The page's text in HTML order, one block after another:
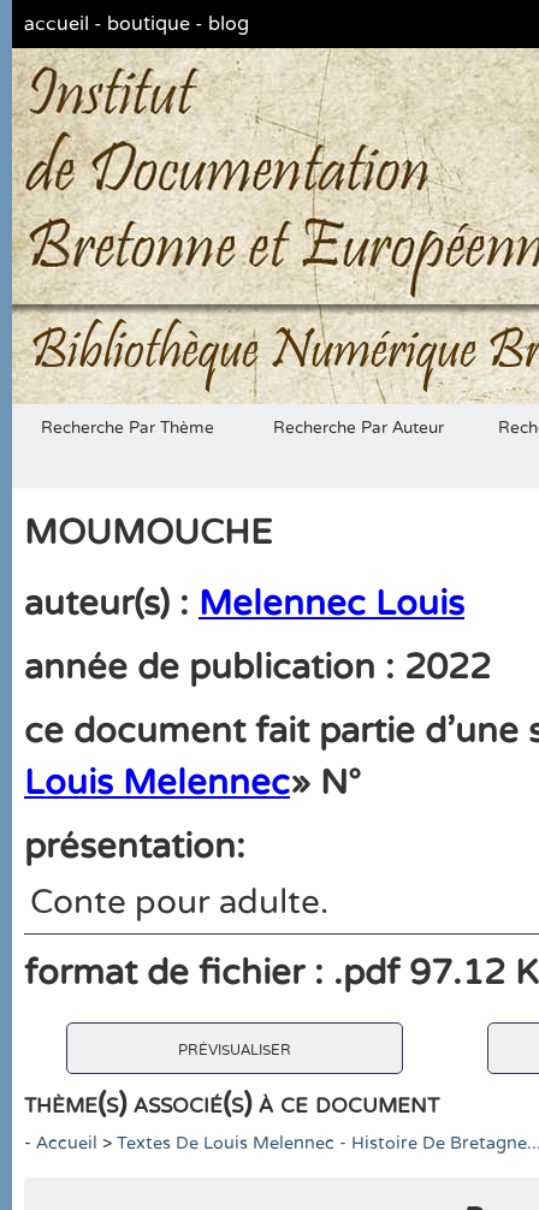
accueil - boutique - blog
Bibliothèque Numérique
Recherche Par Thème Recherche Par Auteur
MOUMOUCHE
auteur(s) : Melennec Louis
année de publication : 2022
ce document fait partie d'une
Louis Melennec» N°
présentation:
Conte pour adulte.
format de fichier : .pdf 97.12
prévisualiser
thème(s) associé(s) à ce document
- Accueil > Textes De Louis Melennec - Histoire De